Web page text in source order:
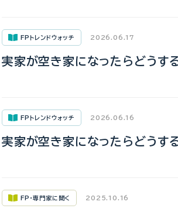
FPトレンドウォッチ 2026.06.17
実家が空き家になったらどうする
FPトレンドウォッチ 2026.06.16
実家が空き家になったらどうする
FP・専門家に聞く 2025.10.16